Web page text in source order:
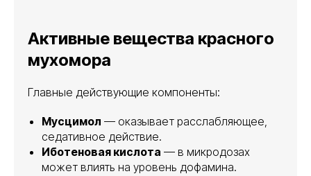
Активные вещества красного
мухомора
Главные действующие компоненты:
Мусцимол — оказывает расслабляющее,
седативное действие.
Иботеновая кислота — в микродозах
может влиять на уровень дофамина.